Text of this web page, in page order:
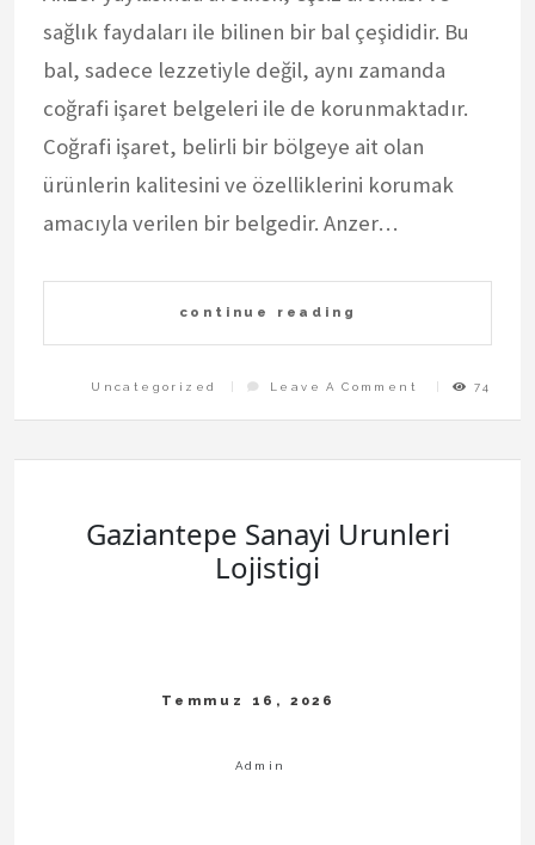
sağlık faydaları ile bilinen bir bal çeşididir. Bu
bal, sadece lezzetiyle değil, aynı zamanda
coğrafi işaret belgeleri ile de korunmaktadır.
Coğrafi işaret, belirli bir bölgeye ait olan
ürünlerin kalitesini ve özelliklerini korumak
amacıyla verilen bir belgedir. Anzer…
continue reading
Uncategorized Leave A Comment
On
Anzer
Ve
74
Gaziantepe Sanayi Urunleri
Lojistigi